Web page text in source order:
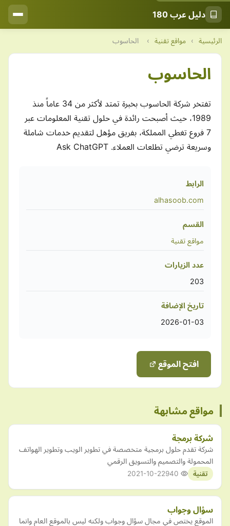
دليل عرب 180
الرئيسية › مواقع تقنية › الحاسوب
الحاسوب
تفتخر شركة الحاسوب بخبرة تمتد لأكثر من 34 عاماً منذ
1989، حيث أصبحت رائدة في حلول تقنية المعلومات عبر
7 فروع تغطي المملكة، بفريق مؤهل لتقديم خدمات شاملة
وسريعة ترضي تطلعات العملاء. Ask ChatGPT
الرابط
alhasoob.com
القسم
مواقع تقنية
عدد الزيارات
203
تاريخ الإضافة
2026-01-03
افتح الموقع
مواقع مشابهة
شركة برمجة
شركة تقدم حلول برمجية متخصصة في تطوير الويب وتطوير الهواتف
المحمولة والتصميم والتسويق الرقمي
تقنية 2021-10-22
سؤال وجواب
الموقع يختص في مجال سؤال وجواب ولكنه ليس بالموقع العام وانما